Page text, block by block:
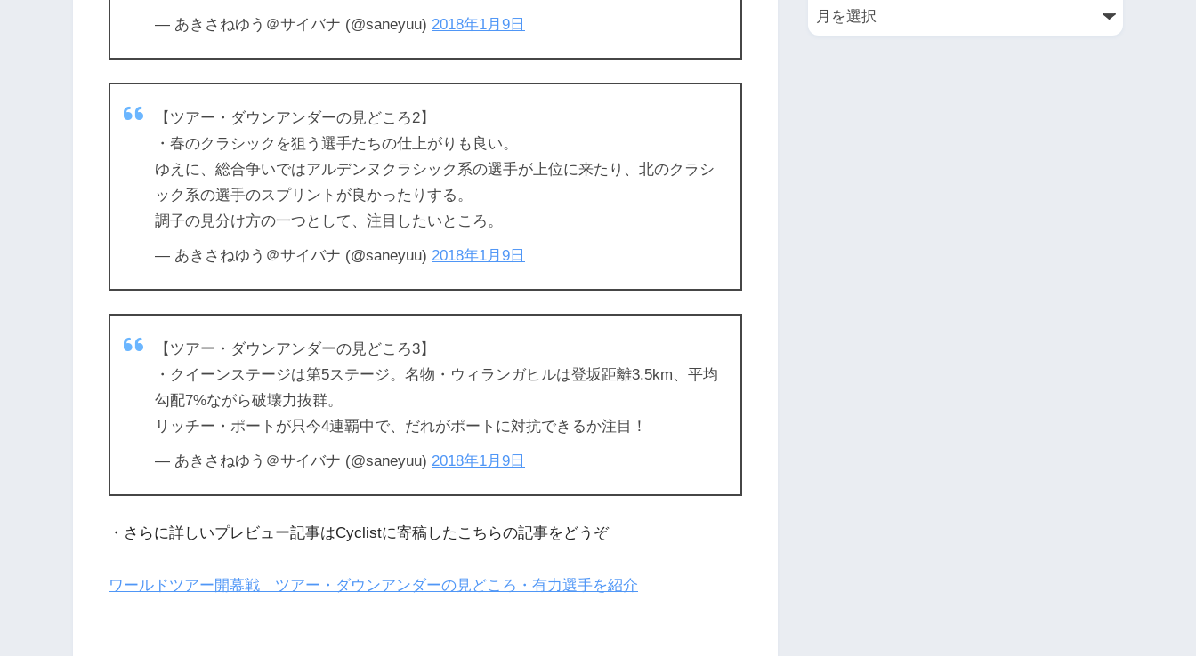
— あきさねゆう＠サイバナ (@saneyuu) 2018年1月9日
【ツアー・ダウンアンダーの見どころ2】
・春のクラシックを狙う選手たちの仕上がりも良い。
ゆえに、総合争いではアルデンヌクラシック系の選手が上位に来たり、北のクラシ
ック系の選手のスプリントが良かったりする。
調子の見分け方の一つとして、注目したいところ。
— あきさねゆう＠サイバナ (@saneyuu) 2018年1月9日
【ツアー・ダウンアンダーの見どころ3】
・クイーンステージは第5ステージ。名物・ウィランガヒルは登坂距離3.5km、平均
勾配7%ながら破壊力抜群。
リッチー・ポートが只今4連覇中で、だれがポートに対抗できるか注目！
— あきさねゆう＠サイバナ (@saneyuu) 2018年1月9日
・さらに詳しいプレビュー記事はCyclistに寄稿したこちらの記事をどうぞ
ワールドツアー開幕戦 ツアー・ダウンアンダーの見どころ・有力選手を紹介